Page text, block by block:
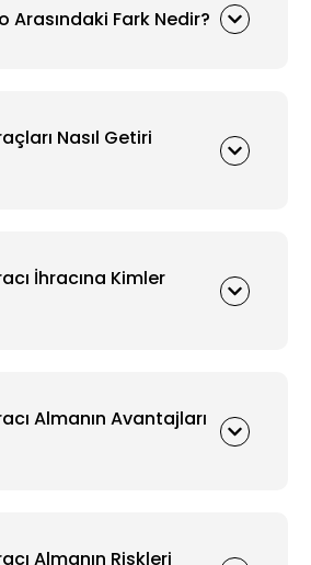
Arasındaki Fark Nedir?
Nasıl Getiri
İhracına Kimler
Almanın Avantajları
Almanın Riskleri